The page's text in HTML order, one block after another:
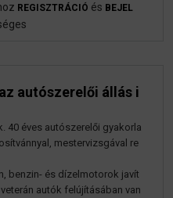
REGISZTRÁCIÓ és BEJEL
autószerelői állás i
40 éves autószerelői gyakorla
mestervizsgával re
benzin- és dízelmotorok javít
autók felújításában van